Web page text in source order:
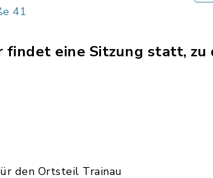
41
findet eine Sitzung statt,
den Ortsteil Trainau